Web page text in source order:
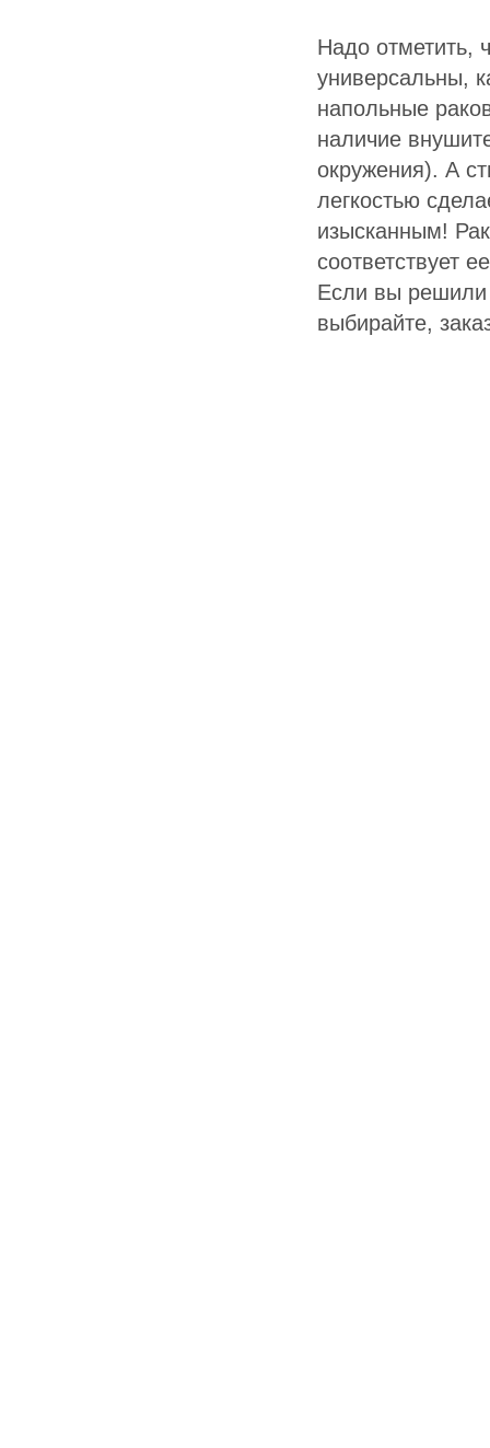
Надо отметить,
универсальны,
напольные
наличие
окружения). А
легкостью
изысканным!
соответствует
Если вы решили
выбирайте,